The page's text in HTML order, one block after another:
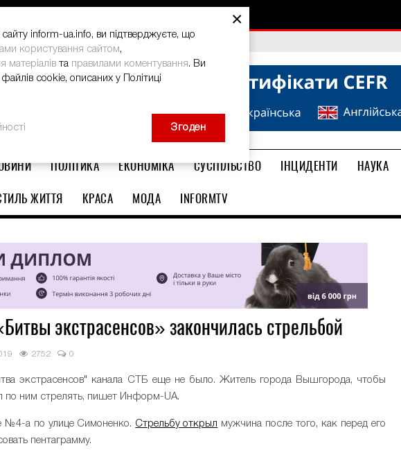
ювілейний Global Teacher Prize-2026
ПОЛІТИКА ЕКОНОМІКА СУСПІЛЬСТВО ІНЦИДЕНТИ НАУКА
ЖИТТЯ КРАСА МОДА INFORMTV
экстрасенсов» закончилась стрельбой
2752 0
экстрасенсов" канала СТБ еще не было. Житель города Вышгорода, чтобы
по ним стрелять, пишет Информ-UA.
№4-а по улице Симоненко. Стрельбу открыл мужчина после того, как перед его
пентаграмму.
×
inform-ua.info, ви підтверджуєте, що
користування сайтом,
матеріалів та правилами коментування. Ви
cookie, описаних у Політиці
Згоден